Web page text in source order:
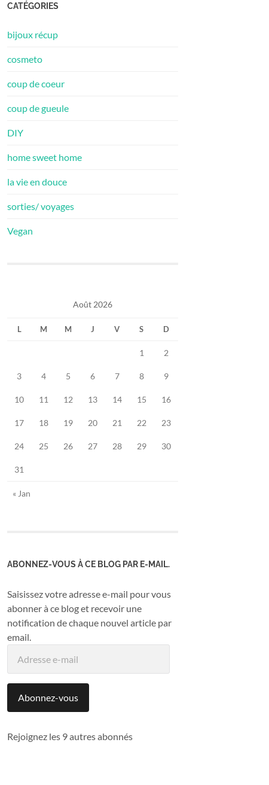
CATÉGORIES
bijoux récup
cosmeto
coup de coeur
coup de gueule
DIY
home sweet home
la vie en douce
sorties/ voyages
Vegan
Août 2026
L M M J V S D
1 2
3 4 5 6 7 8 9
10 11 12 13 14 15 16
17 18 19 20 21 22 23
24 25 26 27 28 29 30
31
« Jan
ABONNEZ-VOUS À CE BLOG PAR E-MAIL.
Saisissez votre adresse e-mail pour vous
abonner à ce blog et recevoir une
notification de chaque nouvel article par
email.
Abonnez-vous
Rejoignez les 9 autres abonnés